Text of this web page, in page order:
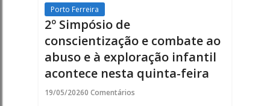
ao
abuso
e
à
Porto Ferreira
2º Simpósio de
conscientização e combate ao
abuso e à exploração infantil
acontece nesta quinta-feira
19/05/20260 Comentários